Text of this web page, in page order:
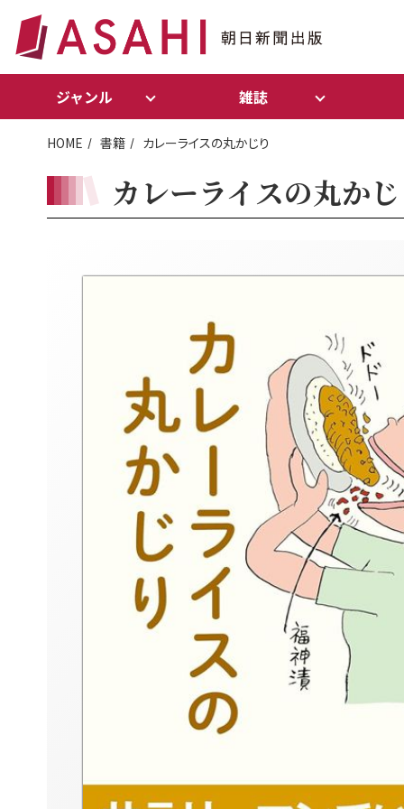
ジャンル 雑誌
HOME 書籍 カレーライスの丸かじり
カレーライスの丸か